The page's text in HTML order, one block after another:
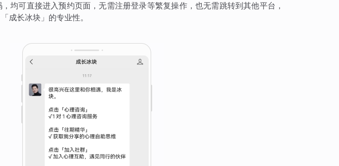
均可直接进入预约页面，无需注册登录等繁复操作，也无需跳转到其他平台，
成长冰块」的专业性。